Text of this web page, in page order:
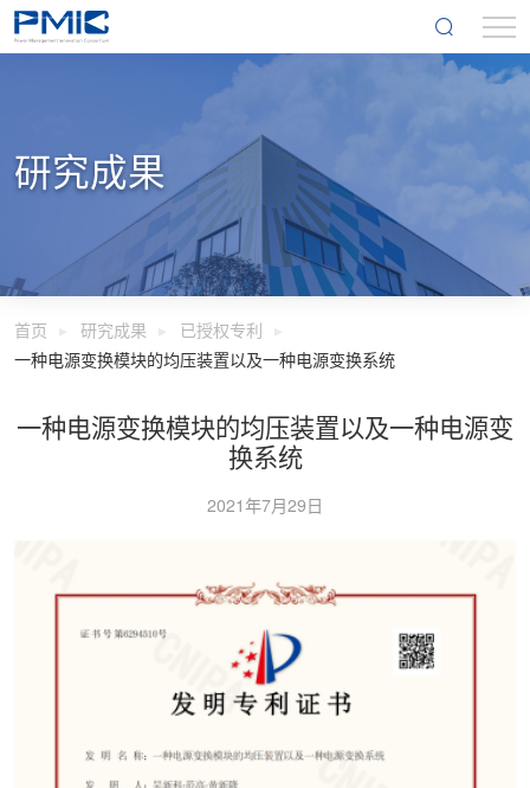
研究成果
首页 研究成果
已授权专利
一种电源变换模块的均压装置以及一种电源变换系统
一种电源变换模块的均压装置以及一种电源变
换系统
2021年7月29日